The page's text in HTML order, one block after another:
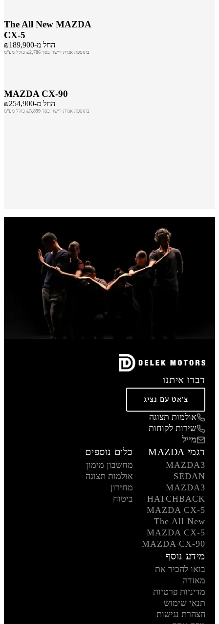
The All New MAZDA
CX-5
החל מ-₪189,900
בתוספת אגרת רישוי בסך ₪2,786 כולל מע"מ
MAZDA CX-90
החל מ-₪254,900
בתוספת אגרת רישוי בסך ₪3,899 כולל מע"מ
דברו איתנו
צ'אט עם נציג
אולמות תצוגה
שירות לקוחות
מייל
דגמי MAZDA
MAZDA3
SEDAN
MAZDA3
HATCHBACK
MAZDA CX-5
The All New
MAZDA CX-5
MAZDA CX-90
כלים נוספים
מחשבון מימון
אולמות תצוגה
מחירון
ביטוח
מידע נוסף
בואו להכיר את
מאזדה
מדיניות פרטיות
תנאי שימוש
הצהרת נגישות